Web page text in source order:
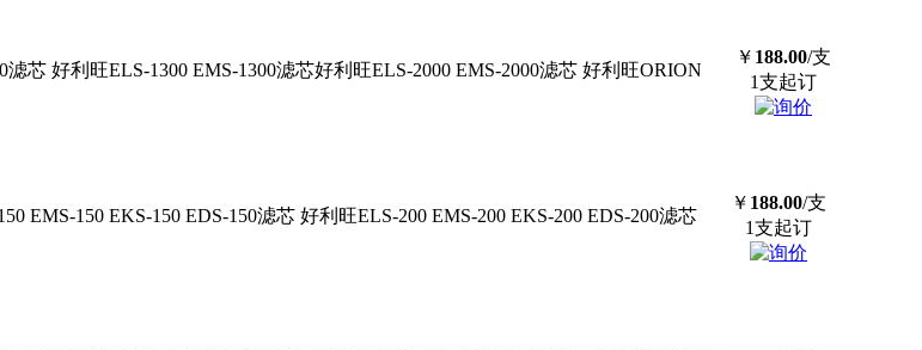
滤芯 好利旺ELS-1300 EMS-1300滤芯好利旺ELS-2000 EMS-2000滤芯 好利旺ORION
￥ 188.00/支
1支起订
EMS-150 EKS-150 EDS-150滤芯 好利旺ELS-200 EMS-200 EKS-200 EDS-200滤芯
￥ 188.00/支
1支起订